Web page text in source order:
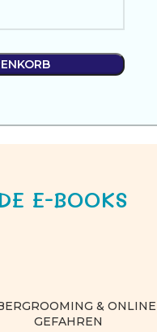
E-BOOKS
& ONLINE
GEFAHREN